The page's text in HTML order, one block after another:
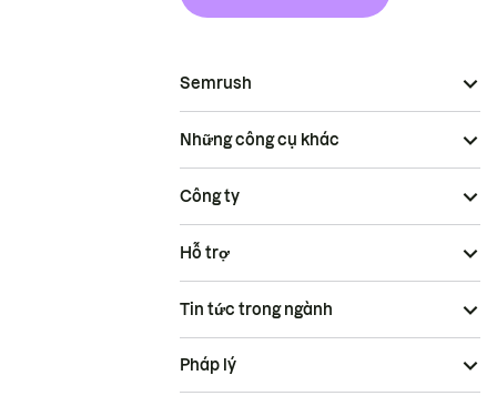
Semrush
Những công cụ khác
Công ty
Hỗ trợ
Tin tức trong ngành
Pháp lý